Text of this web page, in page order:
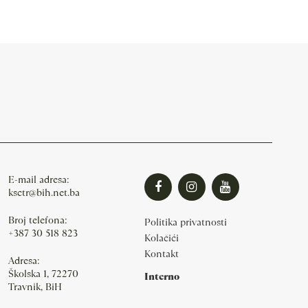
E-mail adresa:
ksctr@bih.net.ba
Broj telefona:
+387 30 518 823
Adresa:
Školska 1, 72270
Travnik, BiH
Politika privatnosti
Kolačići
Kontakt
Interno